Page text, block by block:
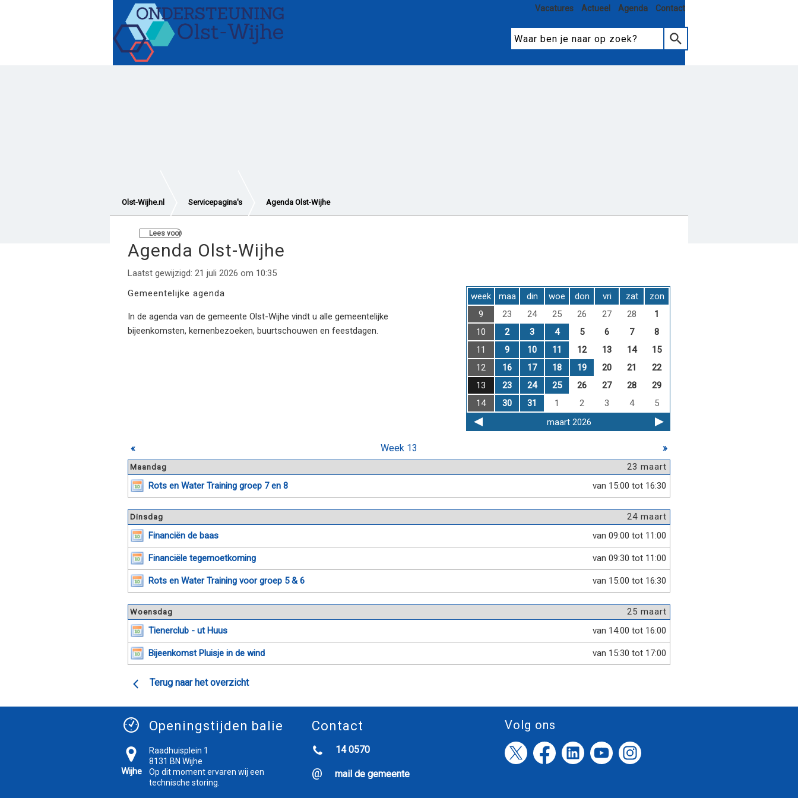
Vacatures Actueel Agenda Contact
Olst-Wijhe.nl Servicepagina's Agenda Olst-Wijhe
Lees voor
Agenda Olst-Wijhe
Laatst gewijzigd: 21 juli 2026 om 10:35
Gemeentelijke agenda
In de agenda van de gemeente Olst-Wijhe vindt u alle gemeentelijke
bijeenkomsten, kernenbezoeken, buurtschouwen en feestdagen.
week maa din woe don vri zat
zon
9
23 24 25 26 27 28
1
10
2 3 4 5 6 7
8
11
9 10 11 12 13 14
15
12
16 17 18 19 20 21
22
13
23 24 25 26 27 28
29
14
30 31 1 2 3 4
5
maart 2026
« Week 13 »
23 maart
Maandag
van 15:00 tot 16:30
Rots en Water Training groep 7 en 8
24 maart
Dinsdag
van 09:00 tot 11:00
Financiën de baas
van 09:30 tot 11:00
Financiële tegemoetkoming
van 15:00 tot 16:30
Rots en Water Training voor groep 5 & 6
25 maart
Woensdag
van 14:00 tot 16:00
Tienerclub - ut Huus
van 15:30 tot 17:00
Bijeenkomst Pluisje in de wind
Terug naar het overzicht
Openingstijden balie
Wijhe
Raadhuisplein 1
8131 BN Wijhe
Op dit moment ervaren wij een
technische storing.
Contact
14 0570
mail de gemeente
Volg ons